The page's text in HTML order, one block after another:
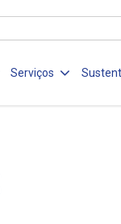
Serviços